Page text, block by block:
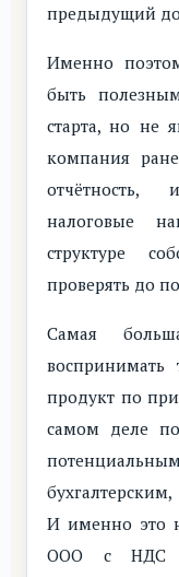
предыдущий
Именно
быть
старта, но не
компания
отчётность,
налоговые
структуре
проверять до
Самая
продукт по
самом деле
И именно это
ООО с НДС